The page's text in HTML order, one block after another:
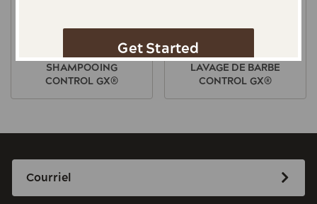
INSTRUCTIONS POUR LE
SHAMPOOING
CONTROL GX®
INSTRUCTIONS DE
LAVAGE DE BARBE
CONTROL GX®
Get Started